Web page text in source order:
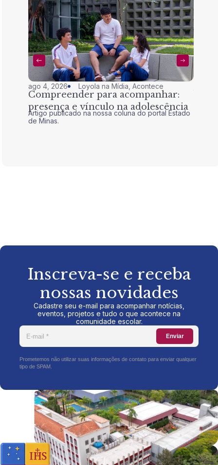
ago 4, 2026 Loyola na Mídia ,Acontece
Compreender para acompanhar:
presença e vínculo na adolescência
Artigo publicado na nossa coluna do portal Estado
de Minas.
Inscreva-se e receba
nossas novidades
Cadastre seu e-mail para acompanhar notícias,
eventos, projetos e tudo o que acontece na
comunidade escolar.
Enviar
Prometemos não utilizar suas informações de contato para enviar qualquer
tipo de SPAM.